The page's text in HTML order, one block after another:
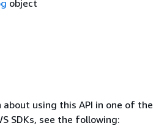
object
using this API in one of the
SDKs, see the following: